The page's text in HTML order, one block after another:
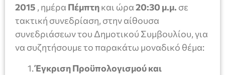
2015 , ημέρα Πέμπτηκαι ώρα20:30 μ.μ. σε
τακτική συνεδρίαση, στην αίθουσα
συνεδριάσεων του Δημοτικού Συμβουλίου, για
να συζητήσουμε το παρακάτω μοναδικό θέμα:
Έγκριση Προϋπολογισμού και